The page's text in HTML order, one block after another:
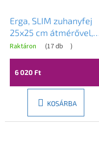
Erga, SLIM zuhanyfej
25x25 cm átmérővel,
króm, ERG-YKA-BP.CBE-
25-CHR
Raktáron (17 db )
6 020 Ft
KOSÁRBA